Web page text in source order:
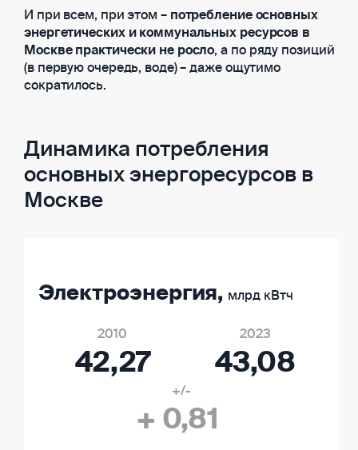
И при всем, при этом – потребление основных
энергетических и коммунальных ресурсов в
Москве практически не росло, а по ряду позиций
(в первую очередь, воде) – даже ощутимо
сократилось.
Динамика потребления
основных энергоресурсов в
Москве
2010 2023
+/-
Электроэнергия, млрд кВтч
42,27 43,08
+ 0,81